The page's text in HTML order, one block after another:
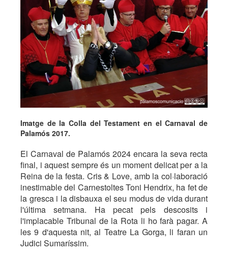
Imatge de la Colla del Testament en el Carnaval de
Palamós 2017.
El Carnaval de Palamós 2024 encara la seva recta
final, i aquest sempre és un moment delicat per a la
Reina de la festa. Cris & Love, amb la col·laboració
inestimable del Carnestoltes Toni Hendrix, ha fet de
la gresca i la disbauxa el seu modus de vida durant
l'última setmana. Ha pecat pels descosits i
l'implacable Tribunal de la Rota li ho farà pagar. A
les 9 d'aquesta nit, al Teatre La Gorga, li faran un
Judici Sumaríssim.